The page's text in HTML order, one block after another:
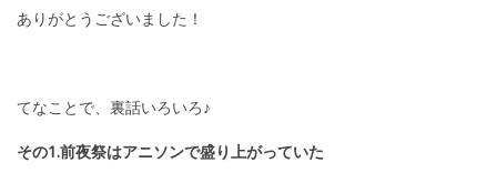
ありがとうございました！
てなことで、裏話いろいろ♪
その1.前夜祭はアニソンで盛り上がっていた